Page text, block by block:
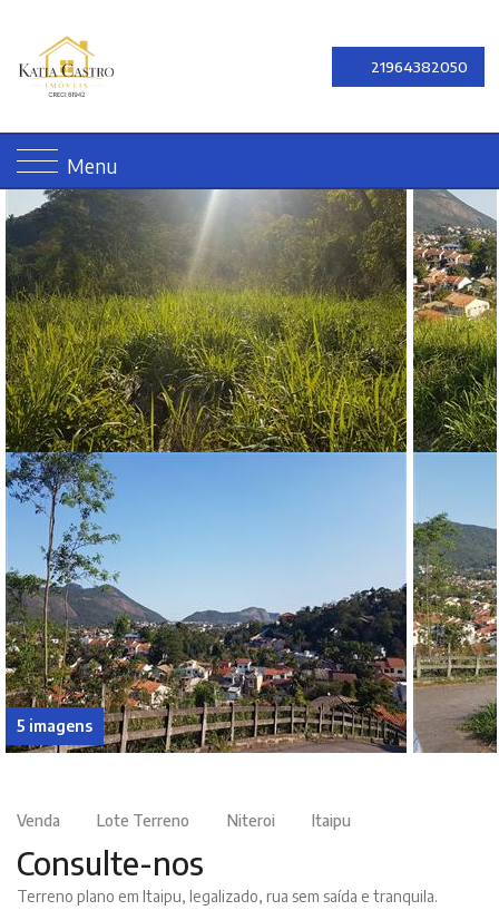
21964382050
Menu
5 imagens
Venda Lote Terreno Niteroi Itaipu
Consulte-nos
Terreno plano em Itaipu, legalizado, rua sem saída e tranquila.